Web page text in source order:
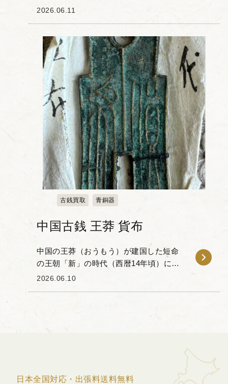
鋳造された穴銭の一種であり、古銭コレ
観通宝」の文字に...
2026.06.11
古銭買取 青銅器
中国古銭 王莽 貨布
中国の王莽（おうもう）が建国した短命
の王朝「新」の時代（西暦14年頃）に鋳
造された「貨布」と呼ばれる青銅貨幣を
2026.06.10
日本全国対応・出張料送料無料